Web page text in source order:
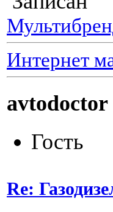
Интернет
avtodoctor
Гость
Re: